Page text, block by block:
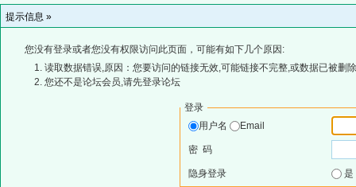
提示信息 »
您没有登录或者您没有权限访问此页面，可能有如下几个原因:
读取数据错误,原因：您要访问的链接无效,可能链接不完整,或数据已被删
您还不是论坛会员,请先登录论坛
登录
用户名
Email
密 码
隐身登录